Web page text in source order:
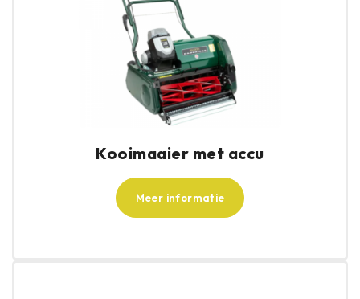
Kooimaaier met accu
Meer informatie